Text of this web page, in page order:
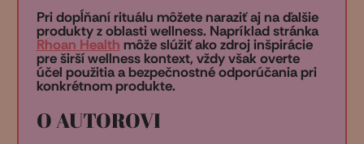
Pri dopĺňaní rituálu môžete naraziť aj na ďalšie
produkty z oblasti wellness. Napríklad stránka
Rhoan Health môže slúžiť ako zdroj inšpirácie
pre širší wellness kontext, vždy však overte
účel použitia a bezpečnostné odporúčania pri
konkrétnom produkte.
O AUTOROVI